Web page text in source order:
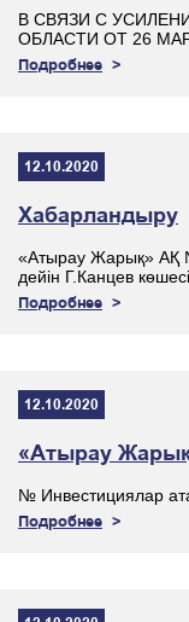
В СВЯЗИ С
ОБЛАСТИ ОТ 26
Подробнее
12.10.2020
Хабарландыру
«Атырау Жарық» АҚ №
дейін Г.Канцев
Подробнее
12.10.2020
«Атырау
№ Инвестициялар
Подробнее